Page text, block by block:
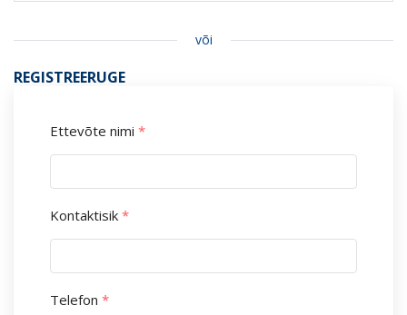
või
REGISTREERUGE
Ettevõte nimi *
Kontaktisik *
Telefon *